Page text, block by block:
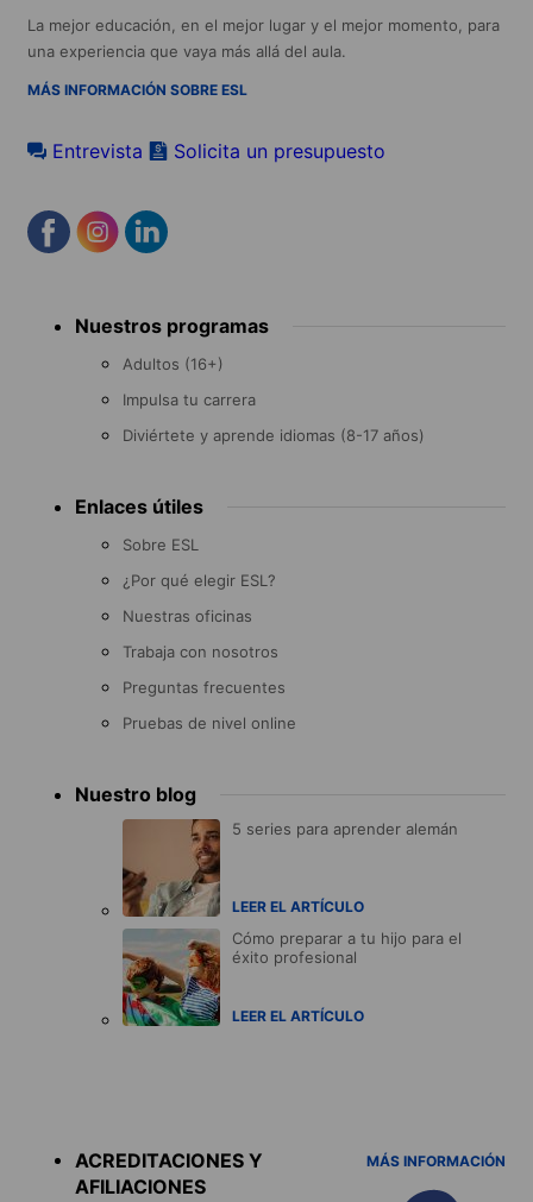
La mejor educación, en el mejor lugar y el mejor momento, para
una experiencia que vaya más allá del aula.
MÁS INFORMACIÓN SOBRE ESL
Entrevista Solicita un presupuesto
menu Nuestros programas
Adultos (16+)
Impulsa tu carrera
Diviértete y aprende idiomas (8-17 años)
Enlaces útiles
Sobre ESL
¿Por qué elegir ESL?
Nuestras oficinas
Trabaja con nosotros
Preguntas frecuentes
Pruebas de nivel online
Nuestro blog
5 series para aprender alemán
LEER EL ARTÍCULO
Cómo preparar a tu hijo para el
éxito profesional
LEER EL ARTÍCULO
ACREDITACIONES Y
AFILIACIONES
MÁS INFORMACIÓN